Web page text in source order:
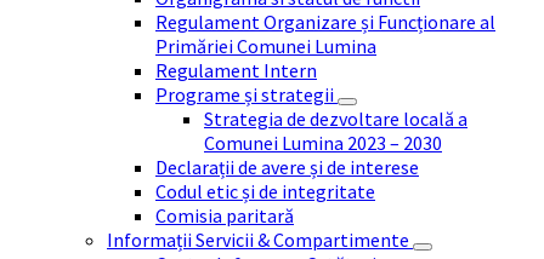
Regulament Organizare și Funcționare al
Primăriei Comunei Lumina
Regulament Intern
Programe și strategii
Strategia de dezvoltare locală a
Comunei Lumina 2023 – 2030
Declarații de avere și de interese
Codul etic și de integritate
Comisia paritară
Informații Servicii & Compartimente